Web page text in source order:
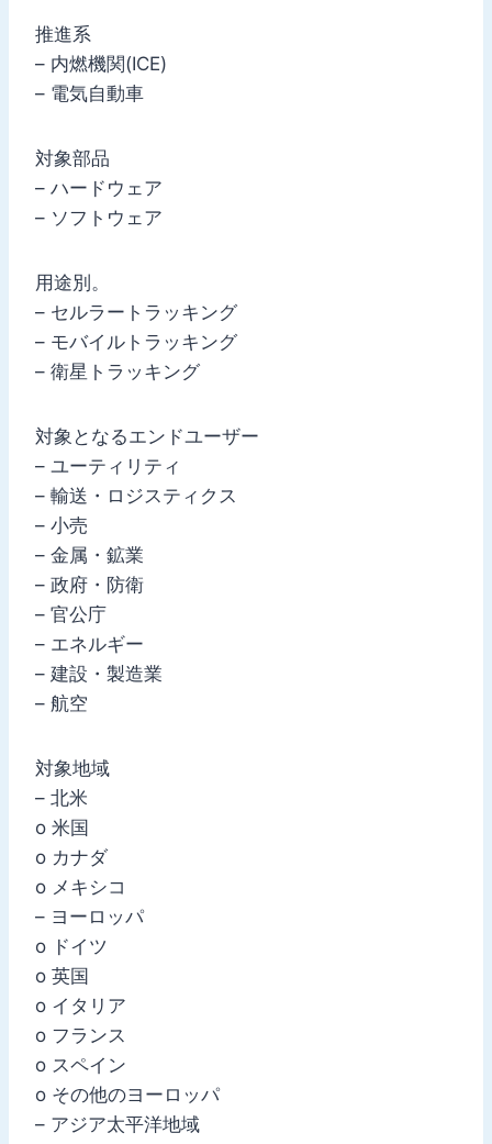
推進系
– 内燃機関(ICE)
– 電気自動車
対象部品
– ハードウェア
– ソフトウェア
用途別。
– セルラートラッキング
– モバイルトラッキング
– 衛星トラッキング
対象となるエンドユーザー
– ユーティリティ
– 輸送・ロジスティクス
– 小売
– 金属・鉱業
– 政府・防衛
– 官公庁
– エネルギー
– 建設・製造業
– 航空
対象地域
– 北米
o 米国
o カナダ
o メキシコ
– ヨーロッパ
o ドイツ
o 英国
o イタリア
o フランス
o スペイン
o その他のヨーロッパ
– アジア太平洋地域